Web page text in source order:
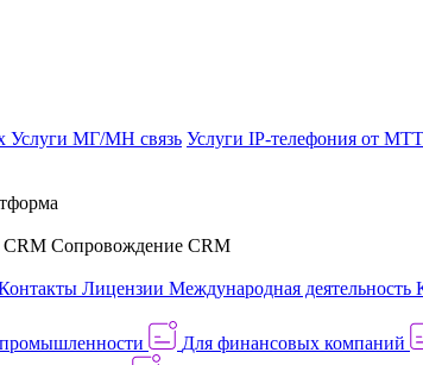
Услуги МГ/МН связь Услуги IP-телефония от МТТ
CRM Сопровождение CRM
Лицензии Международная деятельность
Для финансовых компаний